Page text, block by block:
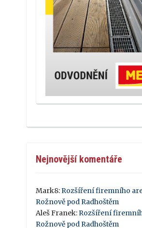
Nejnovější komentáře
Mark8:Rozšíření firemního
Rožnově pod Radhoštěm
Aleš Franek:Rozšíření
Rožnově pod Radhoštěm